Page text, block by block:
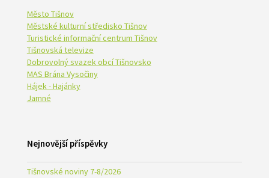
Město Tišnov
Městské kulturní středisko Tišnov
Turistické informační centrum Tišnov
Tišnovská televize
Dobrovolný svazek obcí Tišnovsko
MAS Brána Vysočiny
Hájek - Hajánky
Jamné
Nejnovější příspěvky
Tišnovské noviny 7-8/2026